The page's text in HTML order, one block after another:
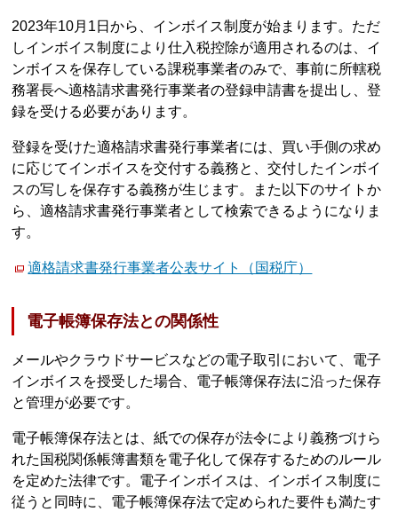
2023年10月1日から、インボイス制度が始まります。ただ
しインボイス制度により仕入税控除が適用されるのは、イ
ンボイスを保存している課税事業者のみで、事前に所轄税
務署長へ適格請求書発行事業者の登録申請書を提出し、登
録を受ける必要があります。
登録を受けた適格請求書発行事業者には、買い手側の求め
に応じてインボイスを交付する義務と、交付したインボイ
スの写しを保存する義務が生じます。また以下のサイトか
ら、適格請求書発行事業者として検索できるようになりま
す。
適格請求書発行事業者公表サイト（国税庁）
電子帳簿保存法との関係性
メールやクラウドサービスなどの電子取引において、電子
インボイスを授受した場合、電子帳簿保存法に沿った保存
と管理が必要です。
電子帳簿保存法とは、紙での保存が法令により義務づけら
れた国税関係帳簿書類を電子化して保存するためのルール
を定めた法律です。電子インボイスは、インボイス制度に
従うと同時に、電子帳簿保存法で定められた要件も満たす